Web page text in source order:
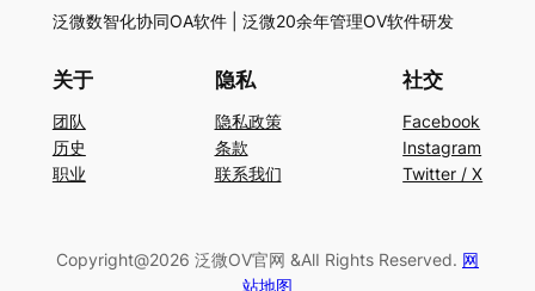
泛微数智化协同OA软件 | 泛微20余年管理OV软件研发
关于
团队
历史
职业
隐私
隐私政策
条款
联系我们
社交
Facebook
Instagram
Twitter / X
Copyright@2026 泛微OV官网 &AlI Rights Reserved. 网
站地图